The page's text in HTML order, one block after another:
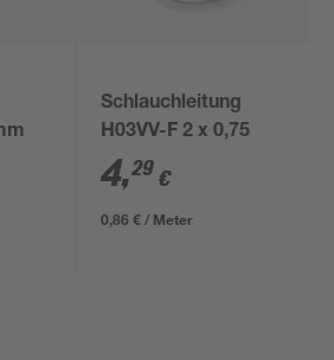
Schlauchleitung
H03VV-F 2 x 0,75
4,29 €
0,86 € / Meter